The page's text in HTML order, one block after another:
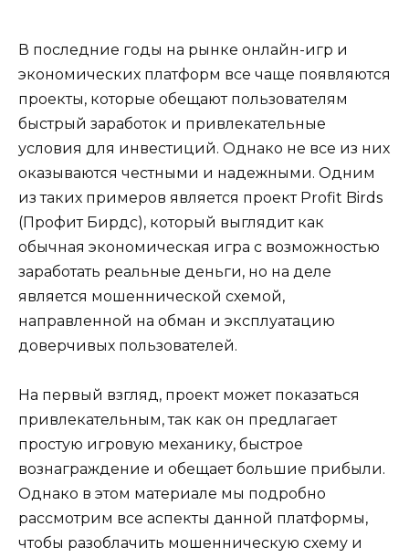
В последние годы на рынке онлайн-игр и
экономических платформ все чаще появляются
проекты, которые обещают пользователям
быстрый заработок и привлекательные
условия для инвестиций. Однако не все из них
оказываются честными и надежными. Одним
из таких примеров является проект Profit Birds
(Профит Бирдс), который выглядит как
обычная экономическая игра с возможностью
заработать реальные деньги, но на деле
является мошеннической схемой,
направленной на обман и эксплуатацию
доверчивых пользователей.
На первый взгляд, проект может показаться
привлекательным, так как он предлагает
простую игровую механику, быстрое
вознаграждение и обещает большие прибыли.
Однако в этом материале мы подробно
рассмотрим все аспекты данной платформы,
чтобы разоблачить мошенническую схему и